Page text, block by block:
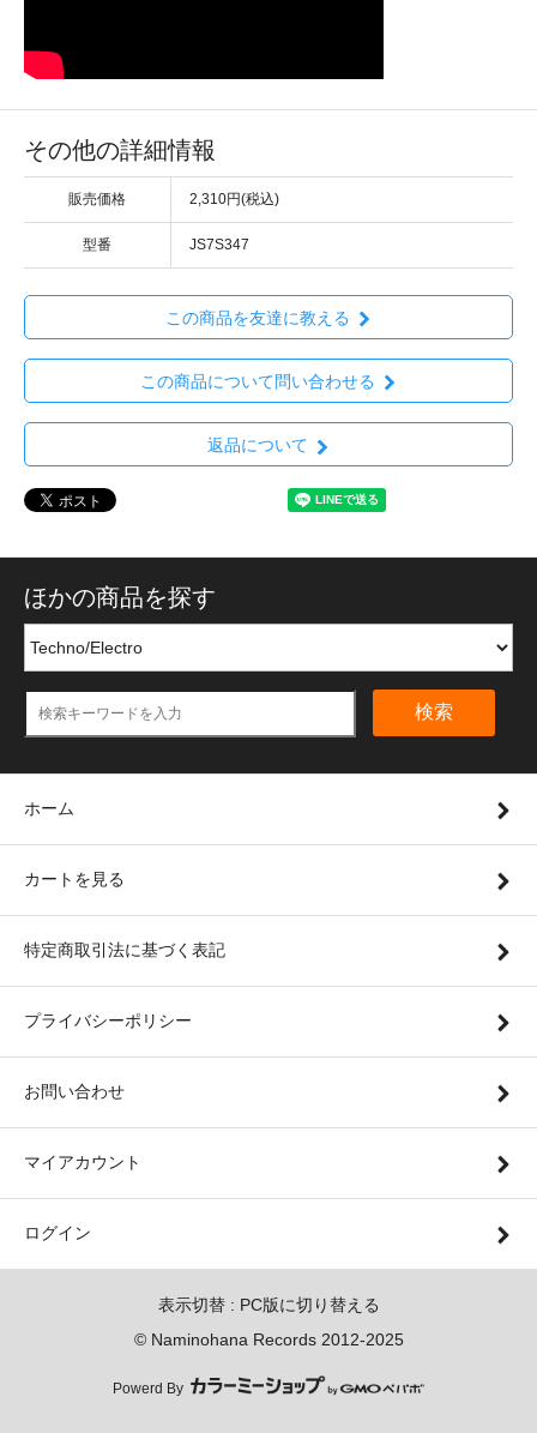
その他の詳細情報
販売価格 2,310円(税込)
型番 JS7S347
この商品を友達に教える
この商品について問い合わせる
返品について
ほかの商品を探す
検索
ホーム
カートを見る
特定商取引法に基づく表記
プライバシーポリシー
お問い合わせ
マイアカウント
ログイン
表示切替 : PC版に切り替える
© Naminohana Records 2012-2025
Powerd By